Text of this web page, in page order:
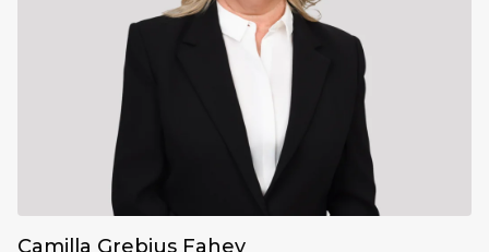
Camilla Grebius Fahey